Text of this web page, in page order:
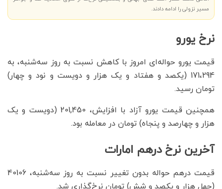
مسیر نزولی را ادامه دادند.
نرخ یورو
قیمت یورو حواله‌ای امروز با کاهش نسبت به روز سه‌شنبه، به
171،294 (یکصد و هفتاد و یک هزار و دویست و نود و چهار)
تومان رسید.
همچنین قیمت یورو آزاد با افزایش، 201,450 (دویست و یک
هزار و چهارصد و پنجاه) تومان در معامله بود.
آخرین نرخ درهم امارات
قیمت درهم حواله بدون تغییر نسبت به روز سه‌شنبه، 40106
(چهل هزار و یکصد و شش) تومان نرخ‌گذاری شد.